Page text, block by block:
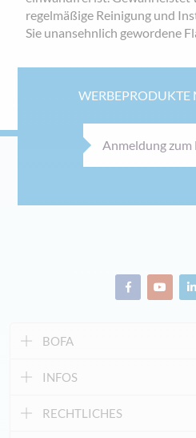
regelmäßige Reinigung und
Sie unansehnlich gewordene
Anmeldung
BOFA
INFOS
RECHTLICHES